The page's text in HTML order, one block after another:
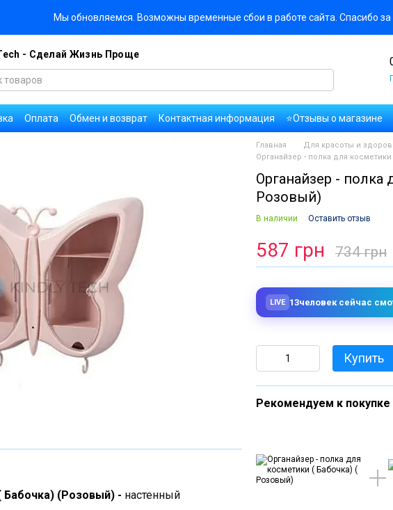
Мы обновляемся. Возможны временные сбои в работе сайта. Спасибо
- Сделай Жизнь Проще
Оплата Обмен и возврат Контактная информация ⭐Отзывы о магазине
оферты Пользовательское соглашение
Правила публикации
Бабочка) (Розовый) - настенный
Главная Для красоты и
Органайзер - полка для
Органайзер - полка
Розовый)
В наличии Оставить отзыв
587 грн 734 грн
LIVE 13человек сейчас
Купить
Рекомендуем к покупке